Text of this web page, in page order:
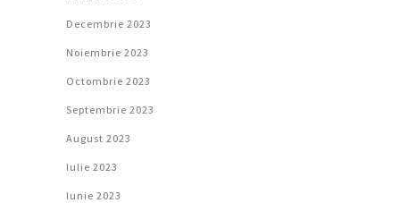
Decembrie 2023
Noiembrie 2023
Octombrie 2023
Septembrie 2023
August 2023
Iulie 2023
Iunie 2023